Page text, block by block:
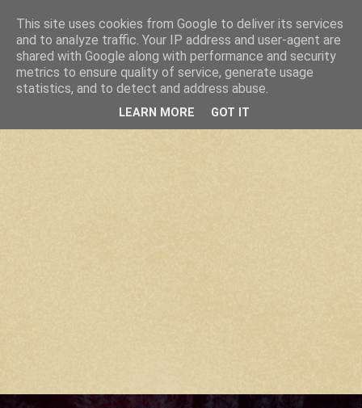
This site uses cookies from Google to deliver its services
and to analyze traffic. Your IP address and user-agent are
shared with Google along with performance and security
metrics to ensure quality of service, generate usage
statistics, and to detect and address abuse.
LEARN MORE GOT IT